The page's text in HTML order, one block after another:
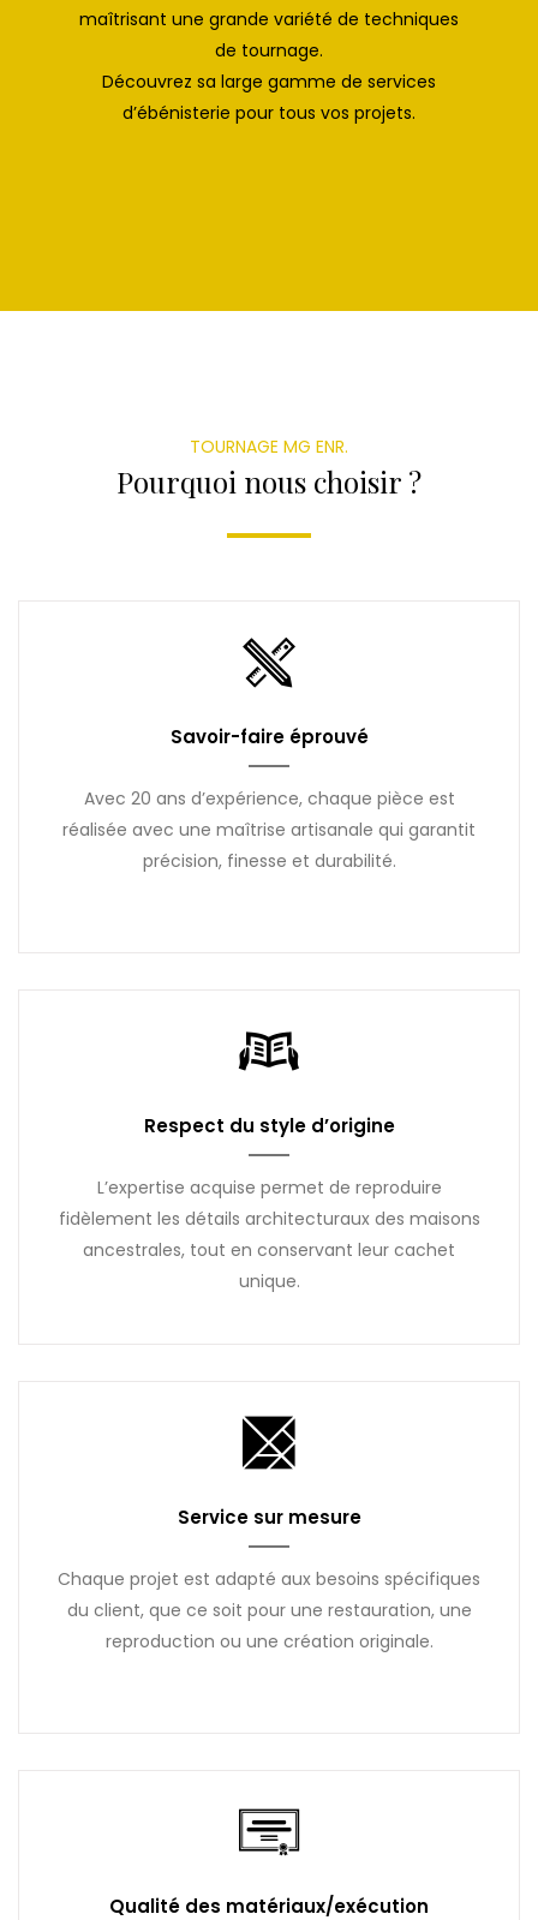
maîtrisant une grande variété de techniques
de tournage.
Découvrez sa large gamme de services
d’ébénisterie pour tous vos projets.
TOURNAGE MG ENR.
Pourquoi nous choisir ?
Savoir-faire éprouvé
Avec 20 ans d’expérience, chaque pièce est
réalisée avec une maîtrise artisanale qui garantit
précision, finesse et durabilité.
Respect du style d’origine
L’expertise acquise permet de reproduire
fidèlement les détails architecturaux des maisons
ancestrales, tout en conservant leur cachet
unique.
Service sur mesure
Chaque projet est adapté aux besoins spécifiques
du client, que ce soit pour une restauration, une
reproduction ou une création originale.
Qualité des matériaux/exécution